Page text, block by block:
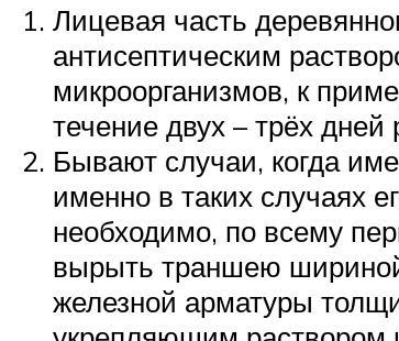
Лицевая часть
антисептическим
микроорганизмов, к
течение двух – трёх
Бывают случаи, когда
именно в таких случаях
необходимо, по всему
вырыть траншею
железной арматуры